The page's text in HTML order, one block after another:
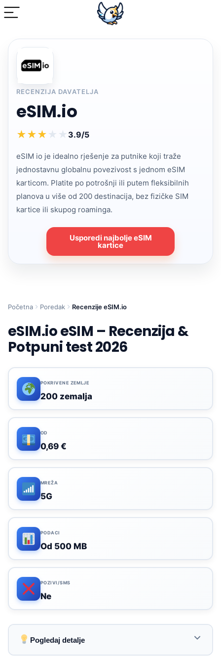
RECENZIJA DAVATELJA
eSIM.io
★★★ ★ ★ 3.9/5
eSIM io je idealno rješenje za putnike koji traže
jednostavnu globalnu povezivost s jednom eSIM
karticom. Platite po potrošnji ili putem fleksibilnih
planova u više od 200 destinacija, bez fizičke SIM
kartice ili skupog roaminga.
Usporedi najbolje eSIM
kartice
Početna Poredak Recenzije eSIM.io
eSIM.io eSIM – Recenzija &
Potpuni test 2026
POKRIVENE ZEMLJE
200 zemalja
OD
0,69 €
MREŽA
5G
PODACI
Od 500 MB
POZIVI/SMS
Ne
Pogledaj detalje